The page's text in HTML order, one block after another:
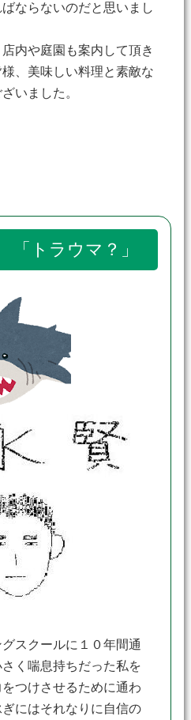
ならないのだと思いまし
内や庭園も案内して頂き
、美味しい料理と素敵な
いました。
ラウマ？」
スクールに１０年間通
く喘息持ちだった私を
つけさせるために通わ
にはそれなりに自信の